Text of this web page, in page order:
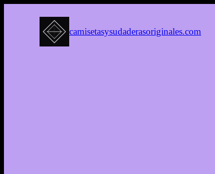
camisetasysudaderasoriginales.com